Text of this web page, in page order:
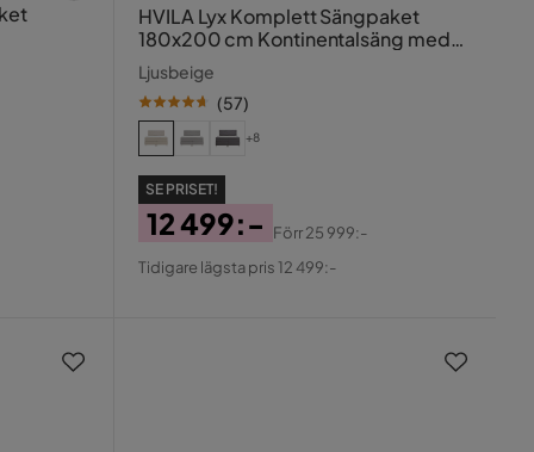
HVILA Lyx Komplett Sängpaket
180x200 cm Kontinentalsäng med
knappad sänggavel
Ljusbeige
(57)
+8
SE PRISET!
Pris
12 499:-
Original
Förr25 999:-
Tidigare lägsta pris 12 499:-